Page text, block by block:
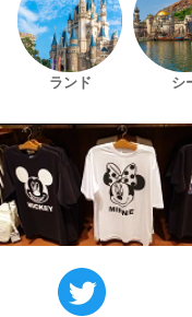
ランド シ